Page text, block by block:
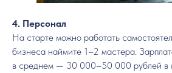
4. Персонал
На старте можно работать
бизнеса наймите 1–2 мастера.
в среднем — 30 000–50 000 рублей в